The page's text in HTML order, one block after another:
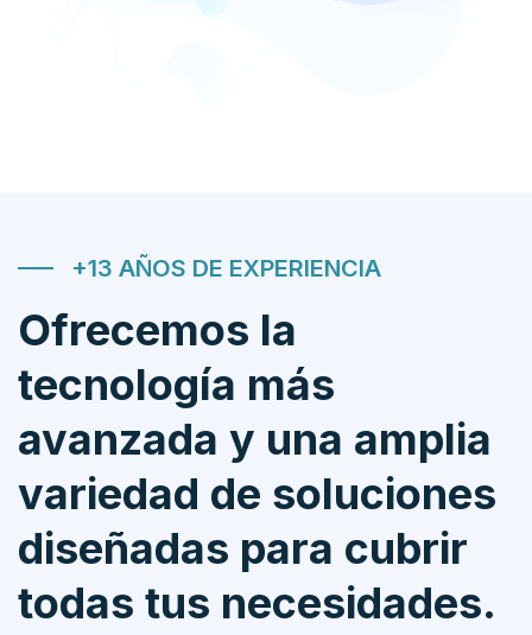
+13 AÑOS DE EXPERIENCIA
Ofrecemos la
tecnología más
avanzada y una amplia
variedad de soluciones
diseñadas para cubrir
todas tus necesidades.